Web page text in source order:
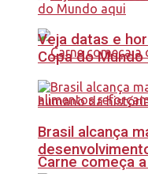
Carne começa
Veja datas e
Copa do Mundo
Brasil alcança